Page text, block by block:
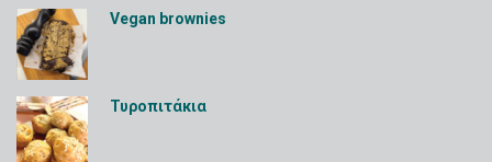
Vegan brownies
Τυροπιτάκια